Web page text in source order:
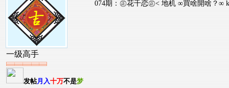
一级高手
发帖月入十万不是梦
074期：㊣花千恋㊣< 地机 ∞買啥開啥？∞